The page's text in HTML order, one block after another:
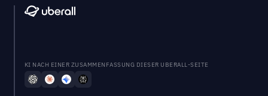
KI NACH EINER ZUSAMMENFASSUNG DIESER UBERALL-SEITE